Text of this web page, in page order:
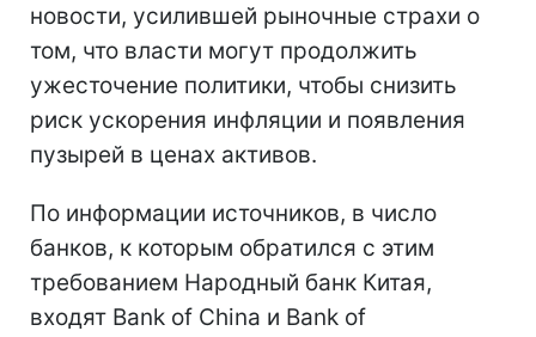
новости, усилившей рыночные страхи о
том, что власти могут продолжить
ужесточение политики, чтобы снизить
риск ускорения инфляции и появления
пузырей в ценах активов.
По информации источников, в число
банков, к которым обратился с этим
требованием Народный банк Китая,
входят Bank of China и Bank of